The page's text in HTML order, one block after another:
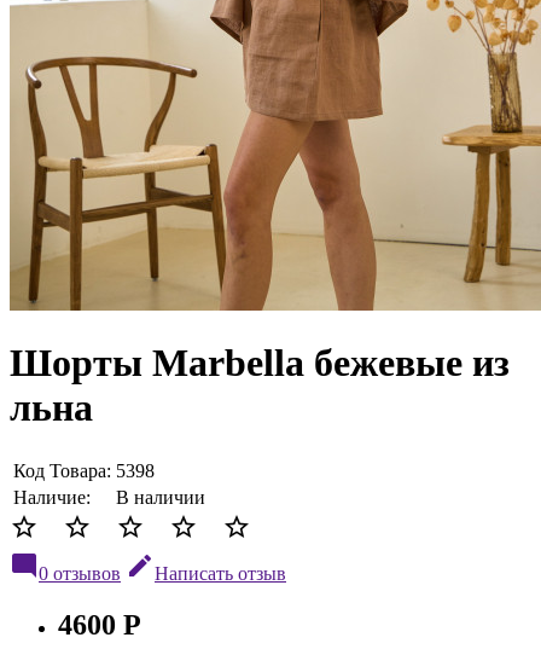
Шорты Marbella бежевые из
льна
Код Товара: 5398
Наличие:
В наличии
star_border star_border star_border star_border
star_border
mode_comment0 отзывов editНаписать отзыв
4600 Р